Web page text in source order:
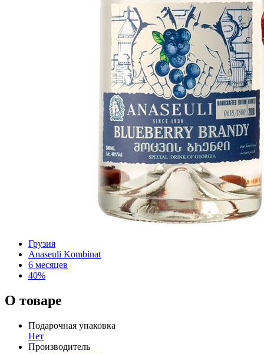
Грузия
Anaseuli Kombinat
6 месяцев
40%
О товаре
Подарочная упаковка
Нет
Производитель